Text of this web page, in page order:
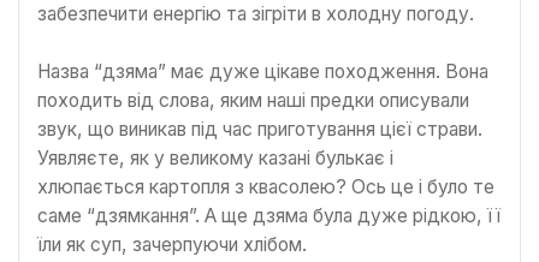
забезпечити енергію та зігріти в холодну погоду.
Назва “дзяма” має дуже цікаве походження. Вона
походить від слова, яким наші предки описували
звук, що виникав під час приготування цієї страви.
Уявляєте, як у великому казані булькає і
хлюпається картопля з квасолею? Ось це і було те
саме “дзямкання”. А ще дзяма була дуже рідкою, її
їли як суп, зачерпуючи хлібом.